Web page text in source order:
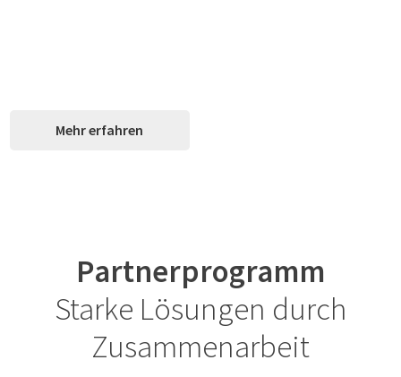
Mehr erfahren
Partnerprogramm
Starke Lösungen durch
Zusammenarbeit